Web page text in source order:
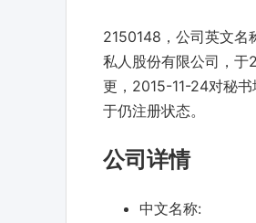
2150148，公司英文名
私人股份有限公司，
更，2015-11-24对秘
于仍注册状态。
公司详情
中文名称: